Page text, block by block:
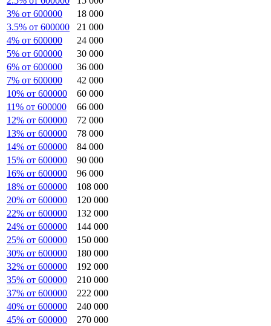
3% от 600000
18 000
3.5% от 600000
21 000
4% от 600000
24 000
5% от 600000
30 000
6% от 600000
36 000
7% от 600000
42 000
10% от 600000
60 000
11% от 600000
66 000
12% от 600000
72 000
13% от 600000
78 000
14% от 600000
84 000
15% от 600000
90 000
16% от 600000
96 000
18% от 600000
108 000
20% от 600000
120 000
22% от 600000
132 000
24% от 600000
144 000
25% от 600000
150 000
30% от 600000
180 000
32% от 600000
192 000
35% от 600000
210 000
37% от 600000
222 000
40% от 600000
240 000
45% от 600000
270 000